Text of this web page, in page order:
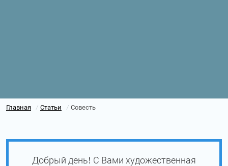
Главная / Статьи / Совесть
Добрый день! С Вами художественная